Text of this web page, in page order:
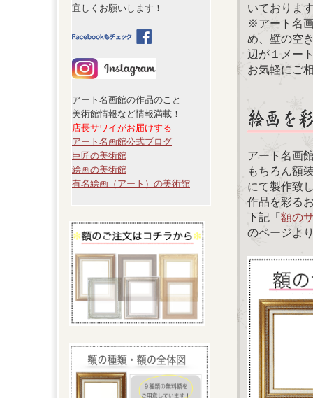
宜しくお願いします！
アート名画館の作品のこと
美術館情報など情報満載！
店長サワイがお届けする
アート名画館公式ブログ
巨匠の美術館
絵画の美術館
有名絵画（アート）の美術館
いておりま
※アート名
め、壁の空
辺が１メー
お気軽にご
アート名画
もちろん額
にて製作致
作品を彩る
下記「額の
のページよ